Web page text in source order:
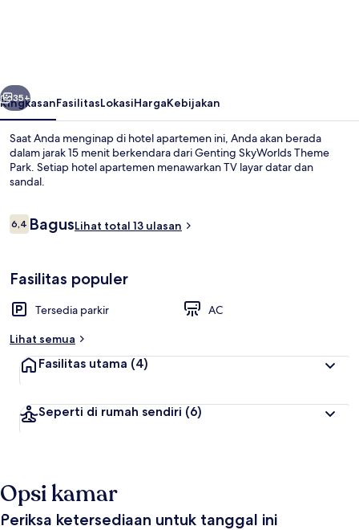
Highlands
Berikutnya
35+
RingkasanFasilitasLokasiHargaKebijakan
Saat Anda menginap di hotel apartemen ini, Anda akan berada
dalam jarak 15 menit berkendara dari Genting SkyWorlds Theme
Park. Setiap hotel apartemen menawarkan TV layar datar dan
sandal.
Ulasan
6,46,4 dari 10
BagusLihat total 13 ulasan
Fasilitas populer
Tersedia parkir
AC
Lihat semua
Fasilitas utama (4)
Seperti di rumah sendiri (6)
Opsi kamar
Periksa ketersediaan untuk tanggal ini